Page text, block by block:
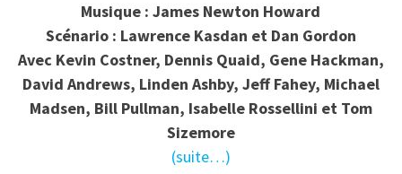
Musique : James Newton Howard
Scénario : Lawrence Kasdan et Dan Gordon
Avec Kevin Costner, Dennis Quaid, Gene Hackman,
David Andrews, Linden Ashby, Jeff Fahey, Michael
Madsen, Bill Pullman, Isabelle Rossellini et Tom
Sizemore
(suite…)